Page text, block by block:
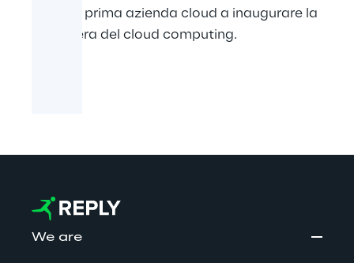
stata la prima azienda cloud a inaugurare la
nuova era del cloud computing.
We are